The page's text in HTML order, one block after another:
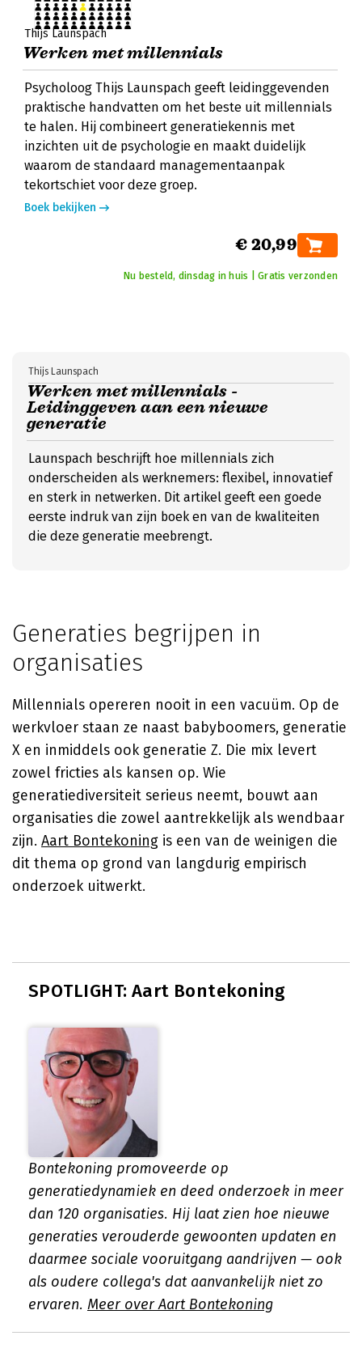
Thijs Launspach
Werken met millennials
Psycholoog Thijs Launspach geeft leidinggevenden
praktische handvatten om het beste uit millennials
te halen. Hij combineert generatiekennis met
inzichten uit de psychologie en maakt duidelijk
waarom de standaard managementaanpak
tekortschiet voor deze groep.
Boek bekijken
€ 20,99
Nu besteld, dinsdag in huis | Gratis verzonden
Werken met millennials -
Leidinggeven aan een nieuwe
generatie
Thijs Launspach
Launspach beschrijft hoe millennials zich
onderscheiden als werknemers: flexibel, innovatief
en sterk in netwerken. Dit artikel geeft een goede
eerste indruk van zijn boek en van de kwaliteiten
die deze generatie meebrengt.
Generaties begrijpen in
organisaties
Millennials opereren nooit in een vacuüm. Op de
werkvloer staan ze naast babyboomers, generatie
X en inmiddels ook generatie Z. Die mix levert
zowel fricties als kansen op. Wie
generatiediversiteit serieus neemt, bouwt aan
organisaties die zowel aantrekkelijk als wendbaar
zijn. Aart Bontekoning is een van de weinigen die
dit thema op grond van langdurig empirisch
onderzoek uitwerkt.
SPOTLIGHT: Aart Bontekoning
Bontekoning promoveerde op
generatiedynamiek en deed onderzoek in meer
dan 120 organisaties. Hij laat zien hoe nieuwe
generaties verouderde gewoonten updaten en
daarmee sociale vooruitgang aandrijven — ook
als oudere collega's dat aanvankelijk niet zo
ervaren. Meer over Aart Bontekoning